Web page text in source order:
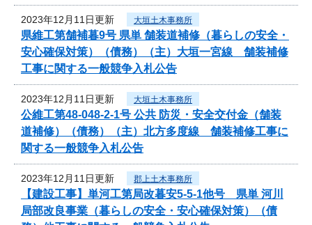
2023年12月11日更新 大垣土木事務所
県維工第舗補暮9号 県単 舗装道補修（暮らしの安全・
安心確保対策）（債務）（主）大垣一宮線 舗装補修
工事に関する一般競争入札公告
2023年12月11日更新 大垣土木事務所
公維工第48-048-2-1号 公共 防災・安全交付金（舗装
道補修）（債務）（主）北方多度線 舗装補修工事に
関する一般競争入札公告
2023年12月11日更新 郡上土木事務所
【建設工事】単河工第局改暮安5-5-1他号 県単 河川
局部改良事業（暮らしの安全・安心確保対策）（債